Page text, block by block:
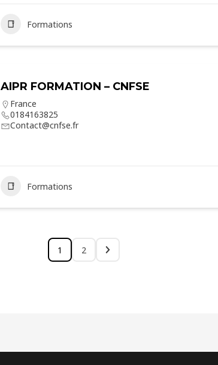
Formations
AIPR FORMATION – CNFSE
France
0184163825
Contact@cnfse.fr
Formations
1 2